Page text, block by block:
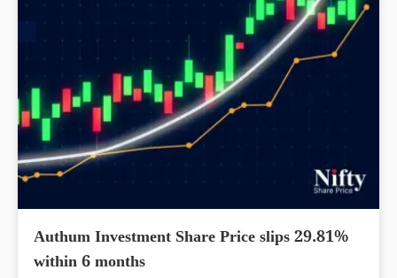
Authum Investment Share Price slips 29.81%
within 6 months